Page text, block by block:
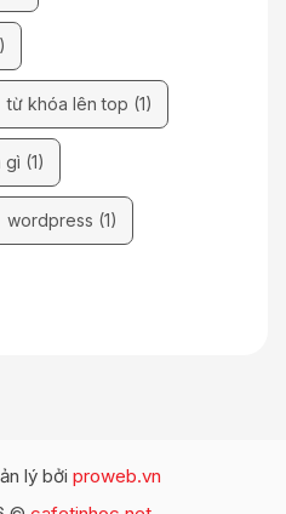
từ khóa lên top (1)
gì (1)
wordpress (1)
lý bởi proweb.vn